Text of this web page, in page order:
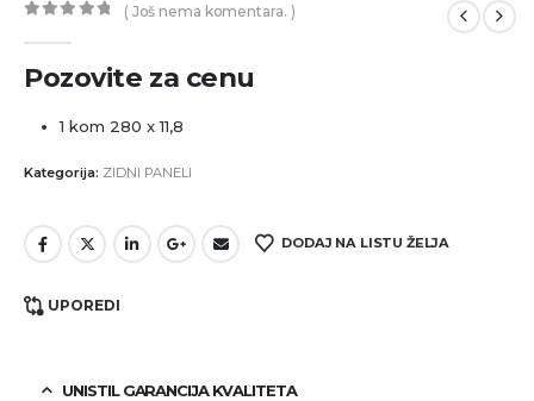
( Još nema komentara. )
Pozovite za cenu
1 kom 280 x 11,8
Kategorija: ZIDNI PANELI
DODAJ NA LISTU ŽELJA
UPOREDI
UNISTIL GARANCIJA KVALITETA